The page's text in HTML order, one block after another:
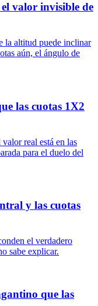
valor invisible de
la altitud puede inclinar
aún, el ángulo de
las cuotas 1X2
real está en las
para el duelo del
y las cuotas
el verdadero
sabe explicar.
que las